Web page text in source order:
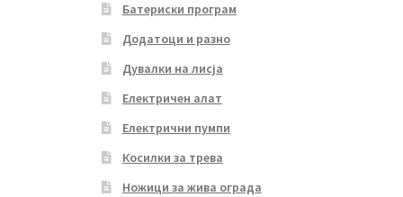
Батериски програм
Додатоци и разно
Дувалки на лисја
Електричен алат
Електрични пумпи
Косилки за трева
Ножици за жива ограда